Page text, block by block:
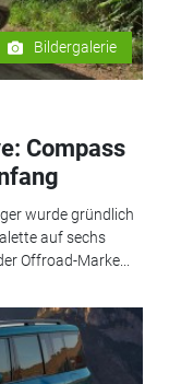
Bildergalerie
Compass
wurde gründlich
auf sechs
Offroad-Marke...